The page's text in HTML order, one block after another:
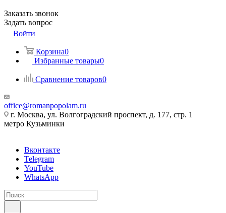
Заказать звонок
Задать вопрос
Войти
Корзина0
Избранные товары0
Сравнение товаров0
office@romanpopolam.ru
г. Москва, ул. Волгоградский проспект, д. 177, стр. 1
метро Кузьминки
Вконтакте
Telegram
YouTube
WhatsApp